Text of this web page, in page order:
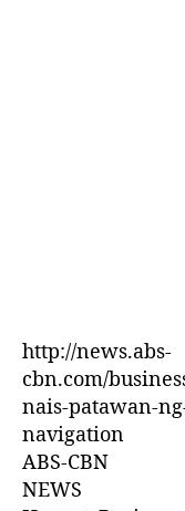
http://news.abs-
cbn.com/
nais-patawan-
navigation
ABS-CBN
NEWS